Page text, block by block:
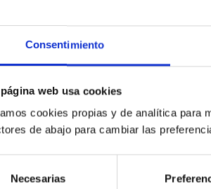
Consentimiento
web usa cookies
cookies propias y de analítica para
de abajo para cambiar las
Necesarias